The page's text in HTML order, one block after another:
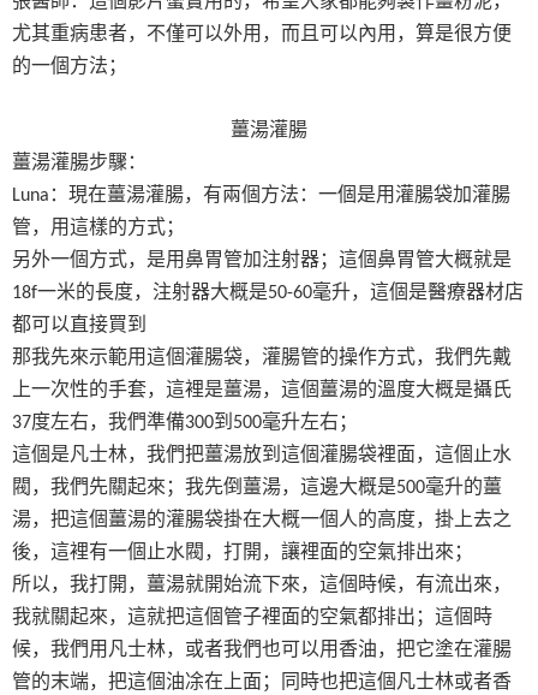
尤其重病患者，不僅可以外用，而且可以內用，算是很方便
的一個方法；
薑湯灌腸
薑湯灌腸步驟：
Luna ：現在薑湯灌腸，有兩個方法：一個是用灌腸袋加灌腸
管，用這樣的方式；
另外一個方式，是用鼻胃管加注射器；這個鼻胃管大概就是
18f一米的長度，注射器大概是50-60毫升，這個是醫療器材店
都可以直接買到
那我先來示範用這個灌腸袋，灌腸管的操作方式，我們先戴
上一次性的手套，這裡是薑湯，這個薑湯的溫度大概是攝氏
37度左右，我們準備300到500毫升左右；
這個是凡士林，我們把薑湯放到這個灌腸袋裡面，這個止水
閥，我們先關起來；我先倒薑湯，這邊大概是500毫升的薑
湯，把這個薑湯的灌腸袋掛在大概一個人的高度，掛上去之
後，這裡有一個止水閥，打開，讓裡面的空氣排出來；
所以，我打開，薑湯就開始流下來，這個時候，有流出來，
我就關起來，這就把這個管子裡面的空氣都排出；這個時
候，我們用凡士林，或者我們也可以用香油，把它塗在灌腸
管的末端，把這個油凃在上面；同時也把這個凡士林或者香